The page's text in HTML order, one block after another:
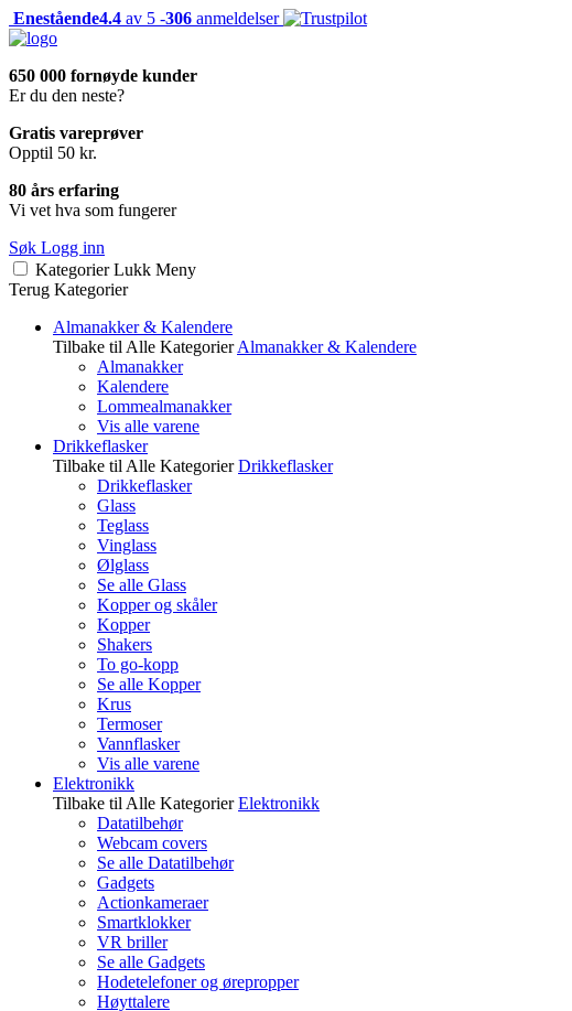
Enestående4.4 av 5 -306 anmeldelser
650 000 fornøyde kunder
Er du den neste?
Gratis vareprøver
Opptil 50 kr.
80 års erfaring
Vi vet hva som fungerer
Søk Logg inn
Kategorier Lukk Meny
Terug Kategorier
Almanakker & Kalendere
Tilbake til Alle Kategorier Almanakker & Kalendere
Almanakker
Kalendere
Lommealmanakker
Vis alle varene
Drikkeflasker
Tilbake til Alle Kategorier Drikkeflasker
Drikkeflasker
Glass
Teglass
Vinglass
Ølglass
Se alle Glass
Kopper og skåler
Kopper
Shakers
To go-kopp
Se alle Kopper
Krus
Termoser
Vannflasker
Vis alle varene
Elektronikk
Tilbake til Alle Kategorier Elektronikk
Datatilbehør
Webcam covers
Se alle Datatilbehør
Gadgets
Actionkameraer
Smartklokker
VR briller
Se alle Gadgets
Hodetelefoner og ørepropper
Høyttalere